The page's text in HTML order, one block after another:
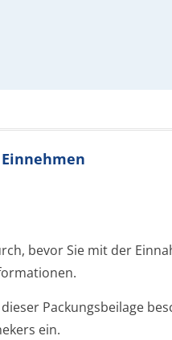
bevor Sie mit der
Packungsbeilage
ein.